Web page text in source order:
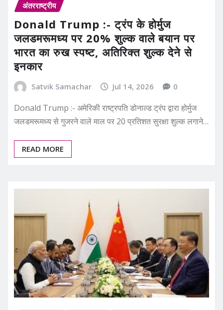
अंतरराष्ट्रीय
Donald Trump :- ट्रंप के होर्मुज
जलडमरूमध्य पर 20% शुल्क वाले बयान पर
भारत का रुख स्पष्ट, अतिरिक्त शुल्क देने से
इनकार
Satvik Samachar Jul 14, 2026 0
Donald Trump :- अमेरिकी राष्ट्रपति डोनाल्ड ट्रंप द्वारा होर्मुज
जलडमरूमध्य से गुजरने वाले माल पर 20 प्रतिशत सुरक्षा शुल्क लगाने…
READ MORE